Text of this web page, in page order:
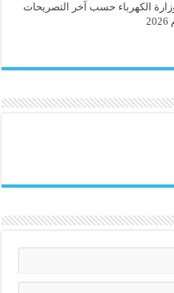
الكهرباء حسب آخر التصريحات